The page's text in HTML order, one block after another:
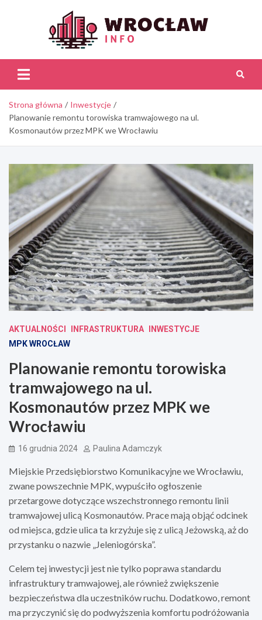
Strona główna
Inwestycje
Planowanie remontu torowiska tramwajowego na ul.
Kosmonautów przez MPK we Wrocławiu
AKTUALNOŚCI INFRASTRUKTURA
INWESTYCJE
MPK WROCŁAW
Planowanie remontu torowiska
tramwajowego na ul.
Kosmonautów przez MPK we
Wrocławiu
16 grudnia 2024 Paulina Adamczyk
Miejskie Przedsiębiorstwo Komunikacyjne we Wrocławiu,
zwane powszechnie MPK, wypuściło ogłoszenie
przetargowe dotyczące wszechstronnego remontu linii
tramwajowej ulicą Kosmonautów. Prace mają objąć odcinek
od miejsca, gdzie ulica ta krzyżuje się z ulicą Jeżowską, aż do
przystanku o nazwie „Jeleniogórska”.
Celem tej inwestycji jest nie tylko poprawa standardu
infrastruktury tramwajowej, ale również zwiększenie
bezpieczeństwa dla uczestników ruchu. Dodatkowo, remont
ma przyczynić się do podwyższenia komfortu podróżowania